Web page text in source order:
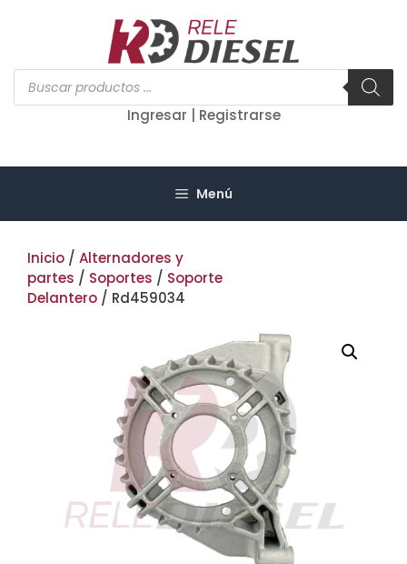
Búsqueda
de
productos
Ingresar | Registrarse
Menú
Inicio / Alternadores y
partes / Soportes / Soporte
Delantero / Rd459034